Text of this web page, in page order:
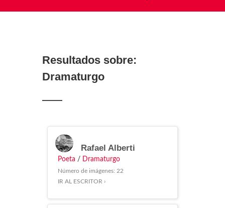
Resultados sobre:
Dramaturgo
Rafael Alberti
Poeta / Dramaturgo
Número de imágenes: 22
IR AL ESCRITOR ›